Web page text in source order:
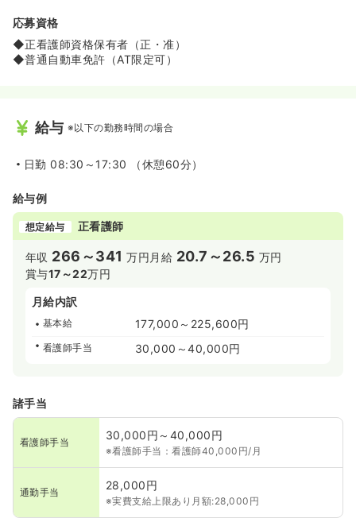
応募資格
◆正看護師資格保有者（正・准）
◆普通自動車免許（AT限定可）
給与 ※以下の勤務時間の場合
日勤 08:30～17:30 （休憩60分）
給与例
想定給与 正看護師
年収 266～341 万円 月給 20.7～26.5 万円
賞与17～22万円
月給内訳
基本給 177,000～225,600円
看護師手当 30,000～40,000円
諸手当
看護師手当
30,000円～40,000円
※看護師手当：看護師40,000円/月
通勤手当
28,000円
※実費支給上限あり月額:28,000円